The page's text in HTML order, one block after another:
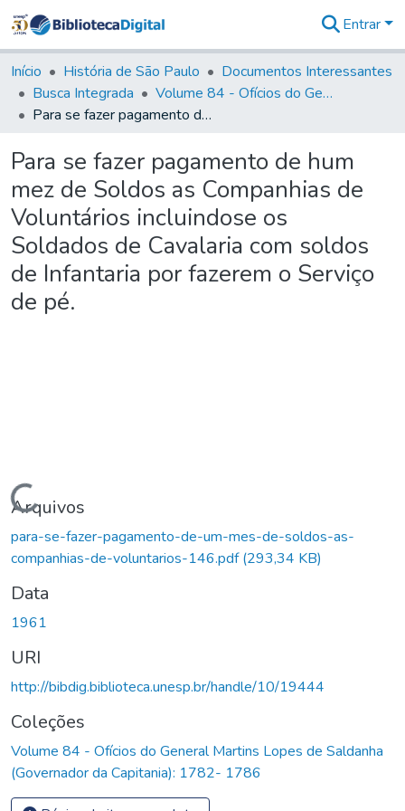
&
Coleções
Tudo na
Biblioteca
Estatísticas
Entrar
Início História de São Paulo
Documentos Interessantes
Busca Integrada
Volume 84 - Ofícios do General Martins Lopes de Saldanha (Governador da Capitania): 1782- 1786
Para se fazer pagamento de hum mez de Soldos as Companhias de Voluntários incluindose os Soldados de Cavalaria com soldos de Infantaria por fazerem o Serviço de pé.
Para se fazer pagamento de hum
mez de Soldos as Companhias de
Voluntários incluindose os
Soldados de Cavalaria com soldos
de Infantaria por fazerem o Serviço
de pé.
Carregando...
Arquivos
para-se-fazer-pagamento-de-um-mes-de-soldos-as-
companhias-de-voluntarios-146.pdf(293,34 KB)
Data
1961
URI
http://bibdig.biblioteca.unesp.br/handle/10/19444
Coleções
Volume 84 - Ofícios do General Martins Lopes de Saldanha
(Governador da Capitania): 1782- 1786